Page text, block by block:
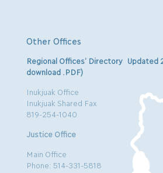
Other Offices
Regional Offices’ Directory Updated
download .PDF)
Inukjuak Office
Inukjuak Shared Fax
819-254-1040
Justice Office
Main Office
Phone: 514-331-5818